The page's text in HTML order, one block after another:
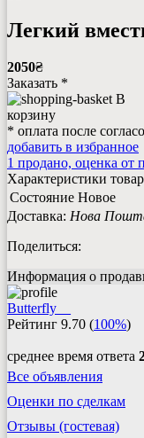
Легкий
2050₴
Заказать *
В
корзину
* оплата после
добавить в избранное
1 продано, оценка от
Характеристики
Состояние Новое
Доставка: Нова
Поделиться:
Информация о
Butterfly__
Рейтинг 9.70 (100%)
среднее время ответа
Все объявления
Оценки по сделкам
Отзывы (гостевая)